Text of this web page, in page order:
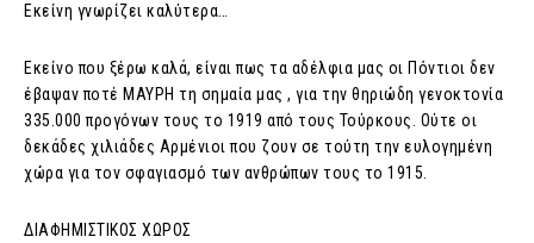
Εκείνη γνωρίζει καλύτερα…
Εκείνο που ξέρω καλά, είναι πως τα αδέλφια μας οι Πόντιοι δεν
έβαψαν ποτέ ΜΑΥΡΗ τη σημαία μας , για την θηριώδη γενοκτονία
335.000 προγόνων τους το 1919 από τους Τούρκους. Ούτε οι
δεκάδες χιλιάδες Αρμένιοι που ζουν σε τούτη την ευλογημένη
χώρα για τον σφαγιασμό των ανθρώπων τους το 1915.
ΔΙΑΦΗΜΙΣΤΙΚΟΣ ΧΩΡΟΣ